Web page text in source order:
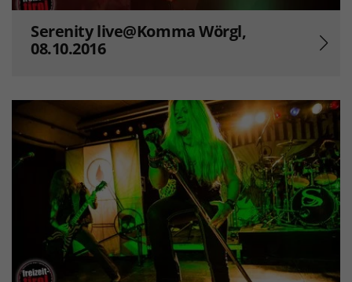
Serenity live@Komma Wörgl,
08.10.2016